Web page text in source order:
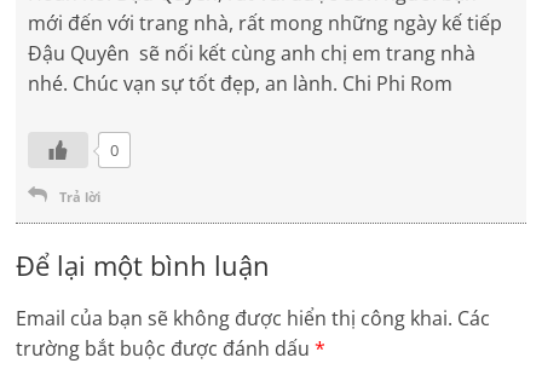
mới đến với trang nhà, rất mong những ngày kế tiếp
Đậu Quyên sẽ nối kết cùng anh chị em trang nhà
nhé. Chúc vạn sự tốt đẹp, an lành. Chi Phi Rom
0
Trả lời
Để lại một bình luận
Email của bạn sẽ không được hiển thị công khai. Các
trường bắt buộc được đánh dấu*